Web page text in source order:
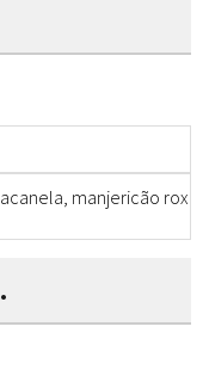
manjericão roxo